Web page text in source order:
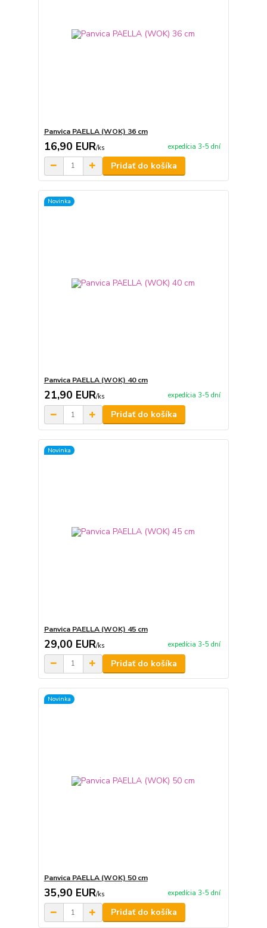
Panvica PAELLA (WOK) 36 cm
16,90 EUR/ks expedícia 3-5 dní
Pridať do košíka
Novinka
Panvica PAELLA (WOK) 40 cm
21,90 EUR/ks expedícia 3-5 dní
Pridať do košíka
Novinka
Panvica PAELLA (WOK) 45 cm
29,00 EUR/ks expedícia 3-5 dní
Pridať do košíka
Novinka
Panvica PAELLA (WOK) 50 cm
35,90 EUR/ks expedícia 3-5 dní
Pridať do košíka